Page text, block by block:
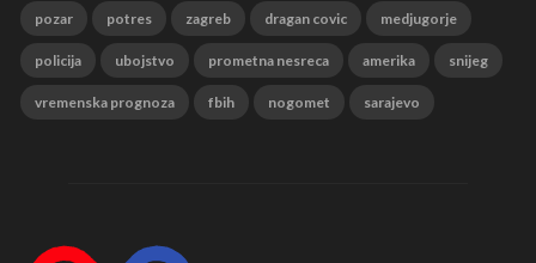
pozar potres zagreb dragan covic medjugorje
policija ubojstvo prometna nesreca amerika snijeg
vremenska prognoza fbih nogomet sarajevo